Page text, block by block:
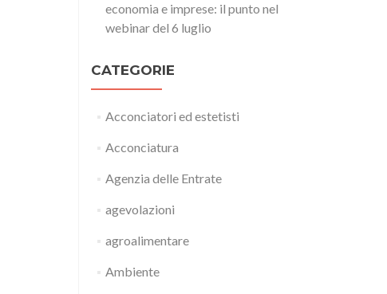
economia e imprese: il punto nel
webinar del 6 luglio
CATEGORIE
Acconciatori ed estetisti
Acconciatura
Agenzia delle Entrate
agevolazioni
agroalimentare
Ambiente